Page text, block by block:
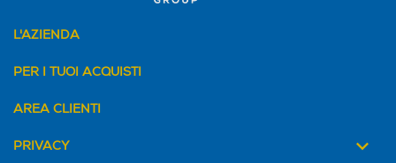
L'AZIENDA
PER I TUOI ACQUISTI
AREA CLIENTI
PRIVACY